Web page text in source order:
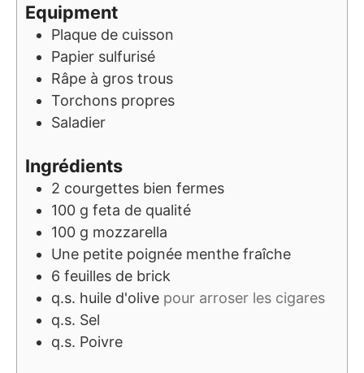
Equipment
Plaque de cuisson
Papier sulfurisé
Râpe à gros trous
Torchons propres
Saladier
Ingrédients
2 courgettes bien fermes
100 g feta de qualité
100 g mozzarella
Une petite poignée menthe fraîche
6 feuilles de brick
q.s. huile d'olive pour arroser les cigares
q.s. Sel
q.s. Poivre